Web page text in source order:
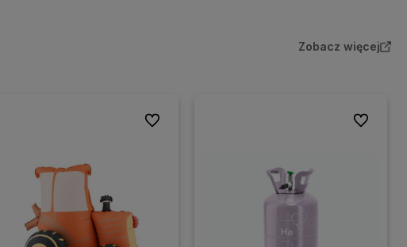
Zobacz więcej
Do ulubionych Do